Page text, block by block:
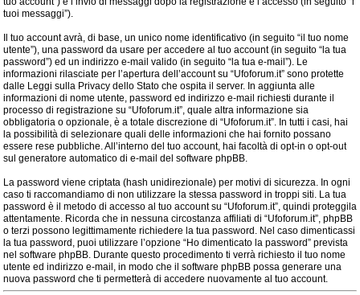
tuoi messaggi”).
Il tuo account avrà, di base, un unico nome identificativo (in seguito “il tuo nome
utente”), una password da usare per accedere al tuo account (in seguito “la tua
password”) ed un indirizzo e-mail valido (in seguito “la tua e-mail”). Le
informazioni rilasciate per l’apertura dell’account su “Ufoforum.it” sono protette
dalle Leggi sulla Privacy dello Stato che ospita il server. In aggiunta alle
informazioni di nome utente, password ed indirizzo e-mail richiesti durante il
processo di registrazione su “Ufoforum.it”, quale altra informazione sia
obbligatoria o opzionale, è a totale discrezione di “Ufoforum.it”. In tutti i casi, hai
la possibilità di selezionare quali delle informazioni che hai fornito possano
essere rese pubbliche. All’interno del tuo account, hai facoltà di opt-in o opt-out
sul generatore automatico di e-mail del software phpBB.
La password viene criptata (hash unidirezionale) per motivi di sicurezza. In ogni
caso ti raccomandiamo di non utilizzare la stessa password in troppi siti. La tua
password è il metodo di accesso al tuo account su “Ufoforum.it”, quindi proteggila
attentamente. Ricorda che in nessuna circostanza affiliati di “Ufoforum.it”, phpBB
o terzi possono legittimamente richiedere la tua password. Nel caso dimenticassi
la tua password, puoi utilizzare l’opzione “Ho dimenticato la password” prevista
nel software phpBB. Durante questo procedimento ti verrà richiesto il tuo nome
utente ed indirizzo e-mail, in modo che il software phpBB possa generare una
nuova password che ti permetterà di accedere nuovamente al tuo account.